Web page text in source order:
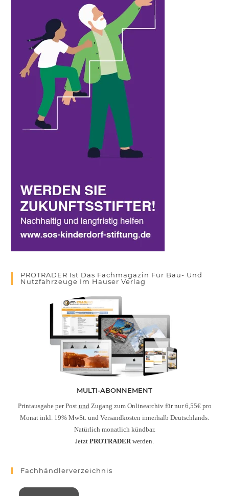
PROTRADER Ist Das Fachmagazin Für Bau- Und
Nutzfahrzeuge Im Hauser Verlag
MULTI-ABONNEMENT
Printausgabe per Post und Zugang zum Onlinearchiv für nur 6,55€ pro
Monat inkl. 19% MwSt. und Versandkosten innerhalb Deutschlands.
Natürlich monatlich kündbar.
Jetzt PROTRADER werden.
Fachhändlerverzeichnis